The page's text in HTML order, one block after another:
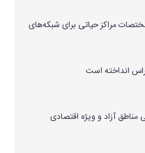
مختصات مراکز حیاتی برای شبکه‌های
انداخته است
مناطق آزاد و ویژه اقتصادی